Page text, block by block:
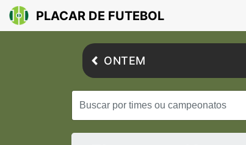
PLACAR DE FUTEBOL
ONTEM